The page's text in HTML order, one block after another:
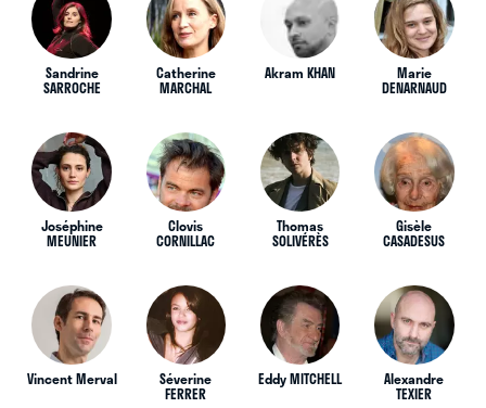
Sandrine
SARROCHE
Catherine
MARCHAL
Akram KHAN Marie
DENARNAUD
Joséphine
MEUNIER
Clovis
CORNILLAC
Thomas
SOLIVÉRÈS
Gisèle
CASADESUS
Vincent Merval Séverine
FERRER
Eddy MITCHELL Alexandre
TEXIER